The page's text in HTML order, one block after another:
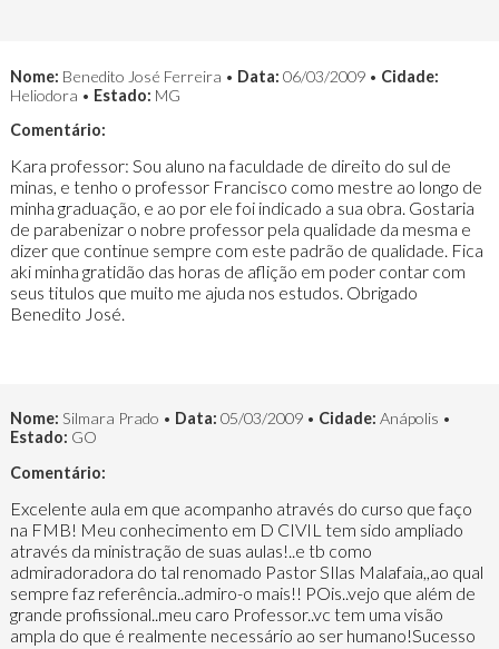
Nome: Benedito José Ferreira • Data: 06/03/2009 • Cidade:
Heliodora • Estado: MG
Comentário:
Kara professor: Sou aluno na faculdade de direito do sul de
minas, e tenho o professor Francisco como mestre ao longo de
minha graduação, e ao por ele foi indicado a sua obra. Gostaria
de parabenizar o nobre professor pela qualidade da mesma e
dizer que continue sempre com este padrão de qualidade. Fica
aki minha gratidão das horas de aflição em poder contar com
seus titulos que muito me ajuda nos estudos. Obrigado
Benedito José.
Nome: Silmara Prado • Data: 05/03/2009 • Cidade: Anápolis •
Estado: GO
Comentário:
Excelente aula em que acompanho através do curso que faço
na FMB! Meu conhecimento em D CIVIL tem sido ampliado
através da ministração de suas aulas!..e tb como
admiradoradora do tal renomado Pastor SIlas Malafaia,,ao qual
sempre faz referência..admiro-o mais!! POis..vejo que além de
grande profissional..meu caro Professor..vc tem uma visão
ampla do que é realmente necessário ao ser humano!Sucesso